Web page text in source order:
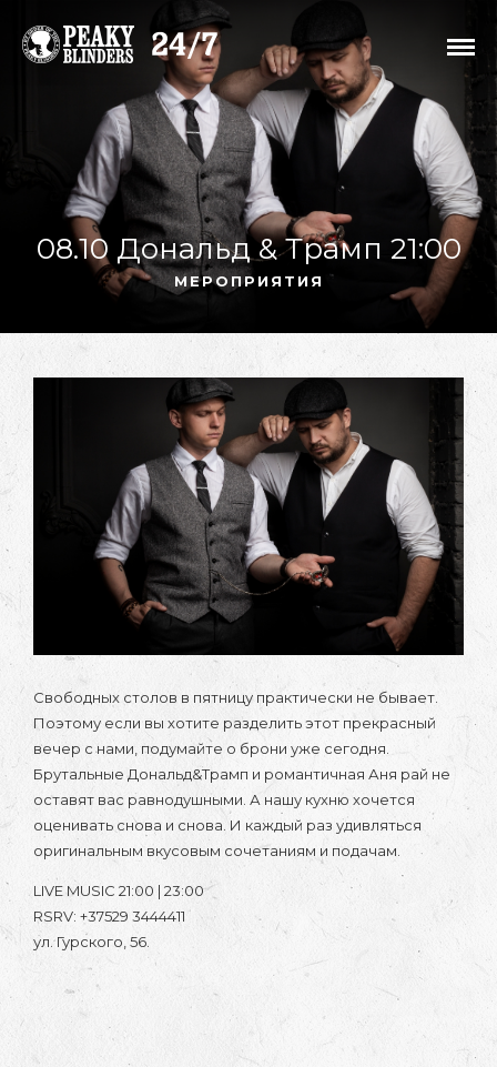
08.10 Дональд & Трамп 21:00
МЕРОПРИЯТИЯ
Свободных столов в пятницу практически не бывает.
Поэтому если вы хотите разделить этот прекрасный
вечер с нами, подумайте о брони уже сегодня.
Брутальные Дональд&Трамп и романтичная Аня рай не
оставят вас равнодушными. А нашу кухню хочется
оценивать снова и снова. И каждый раз удивляться
оригинальным вкусовым сочетаниям и подачам.
LIVE MUSIC 21:00 | 23:00
RSRV: +37529 3444411
ул. Гурского, 56.